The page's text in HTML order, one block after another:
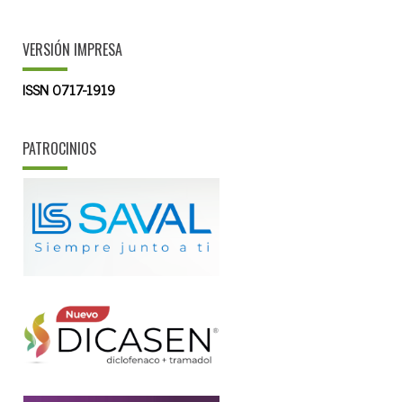
VERSIÓN IMPRESA
ISSN 0717-1919
PATROCINIOS